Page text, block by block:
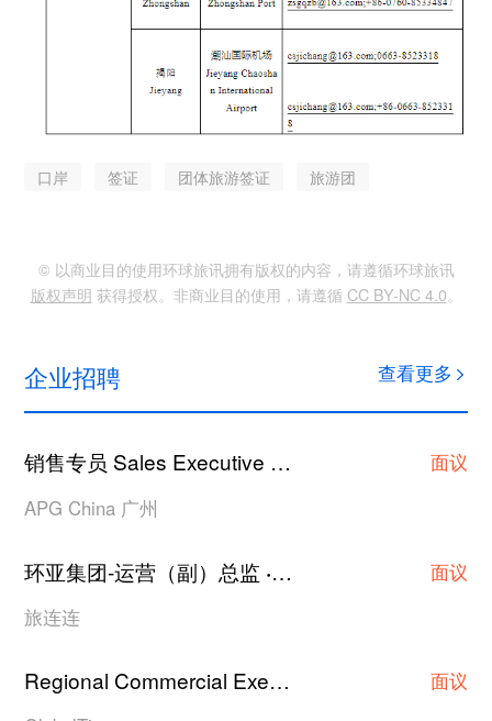
口岸 签证 团体旅游签证 旅游团
© 以商业目的使用环球旅讯拥有版权的内容，请遵循环球旅讯
版权声明 获得授权。非商业目的使用，请遵循 CC BY-NC 4.0。
企业招聘 查看更多
销售专员 Sales Executive -上海（北京 / 广州亦可协商）
面议
APG China 广州
环亚集团-运营（副）总监 · 上海
面议
旅连连
Regional Commercial Executive/Asst Manager/Manager
面议